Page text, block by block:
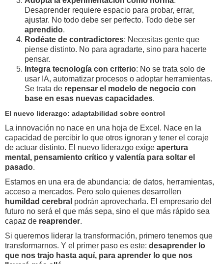
Desaprender requiere espacio para probar, errar,
ajustar. No todo debe ser perfecto. Todo debe ser
aprendido.
Rodéate de contradictores: Necesitas gente que
piense distinto. No para agradarte, sino para hacerte
pensar.
Integra tecnología con criterio: No se trata solo de
usar IA, automatizar procesos o adoptar herramientas.
Se trata de repensar el modelo de negocio con
base en esas nuevas capacidades.
El nuevo liderazgo: adaptabilidad sobre control
La innovación no nace en una hoja de Excel. Nace en la
capacidad de percibir lo que otros ignoran y tener el coraje
de actuar distinto. El nuevo liderazgo exige apertura
mental, pensamiento crítico y valentía para soltar el
pasado.
Estamos en una era de abundancia: de datos, herramientas,
acceso a mercados. Pero solo quienes desarrollen
humildad cerebral podrán aprovecharla. El empresario del
futuro no será el que más sepa, sino el que más rápido sea
capaz de reaprender.
Si queremos liderar la transformación, primero tenemos que
transformarnos. Y el primer paso es este: desaprender lo
que nos trajo hasta aquí, para aprender lo que nos